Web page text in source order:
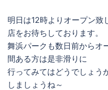
明日は12時よりオープン致
店をお待ちしております。
舞浜パークも数日前からオ
間ある方は是非滑りに
行ってみてはどうでしょ
しましょうね～